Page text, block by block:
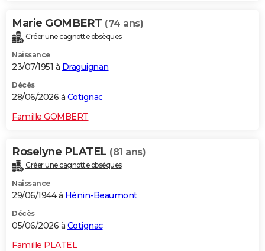
Bricolage
Lifestyle
Culture
Television
Voyage
Marie GOMBERT (74 ans)
Créer une cagnotte obsèques
Naissance
23/07/1951 à Draguignan
Décès
28/06/2026 à Cotignac
Famille GOMBERT
Roselyne PLATEL (81 ans)
Créer une cagnotte obsèques
Naissance
29/06/1944 à Hénin-Beaumont
Décès
05/06/2026 à Cotignac
Famille PLATEL